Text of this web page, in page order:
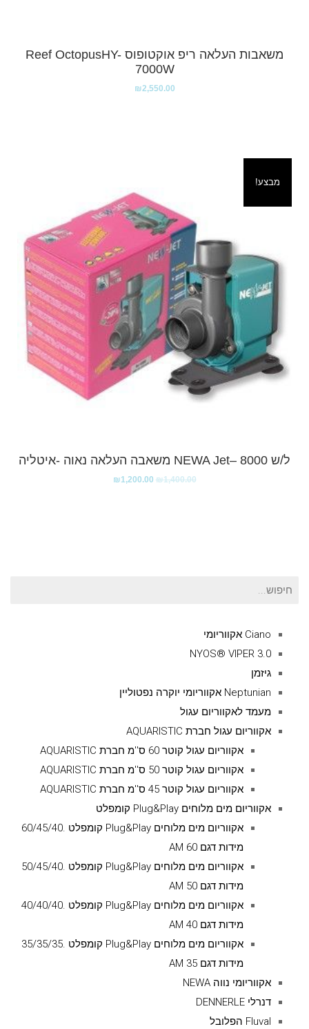
משאבות העלאה ריפ אוקטופוס Reef OctopusHY-
7000W
₪2,550.00
מבצע!
ל/ש NEWA Jet– 8000 משאבה העלאה נאוה -איטליה
₪1,400.00
₪1,200.00
חיפוש
Ciano אקווריומי
NYOS® VIPER 3.0
גיזמן
Neptunian אקווריומי יוקרה נפטוליין
מעמד לאקווריום עגול
אקווריום עגול חברת AQUARISTIC
אקווריום עגול קוטר 60 ס''מ חברת AQUARISTIC
אקווריום עגול קוטר 50 ס''מ חברת AQUARISTIC
אקווריום עגול קוטר 45 ס''מ חברת AQUARISTIC
אקווריום מים מלוחים Plug&Play קומפלט
אקווריום מים מלוחים Plug&Play קומפלט .60/45/40
מידות דגם AM 60
אקווריום מים מלוחים Plug&Play קומפלט .50/45/40
מידות דגם AM 50
אקווריום מים מלוחים Plug&Play קומפלט .40/40/40
מידות דגם AM 40
אקווריום מים מלוחים Plug&Play קומפלט .35/35/35
מידות דגם AM 35
אקווריומי נווה NEWA
דנרלי DENNERLE
Fluval הפלובל